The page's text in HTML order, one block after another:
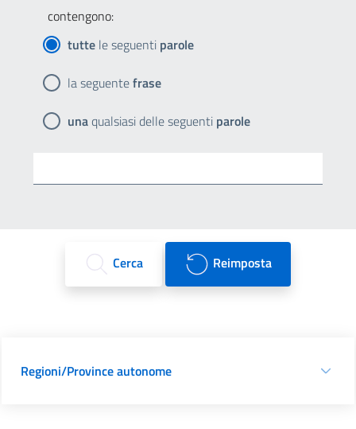
contengono:
tutte le seguenti parole
la seguentefrase
unaqualsiasi delle seguenti parole
Cerca Reimposta
Regioni/Province autonome